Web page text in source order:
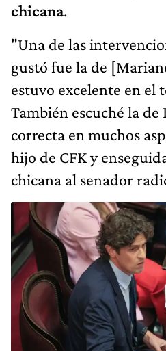
chicana.
"Una de las
gustó fue la de
estuvo excelente en el
También escuché la de
correcta en muchos
hijo de CFK y
chicana al senador